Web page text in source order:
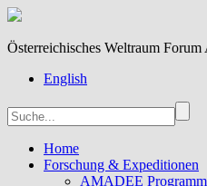
Österreichisches Weltraum
English
Home
Forschung & Expeditionen
AMADEE Programm